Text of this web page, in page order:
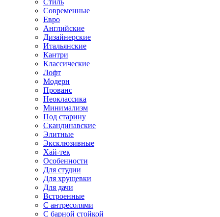
Стиль
Современные
Евро
Английские
Дизайнерские
Итальянские
Кантри
Классические
Лофт
Модерн
Прованс
Неоклассика
Минимализм
Под старину
Скандинавские
Элитные
Эксклюзивные
Хай-тек
Особенности
Для студии
Для хрущевки
Для дачи
Встроенные
С антресолями
С барной стойкой